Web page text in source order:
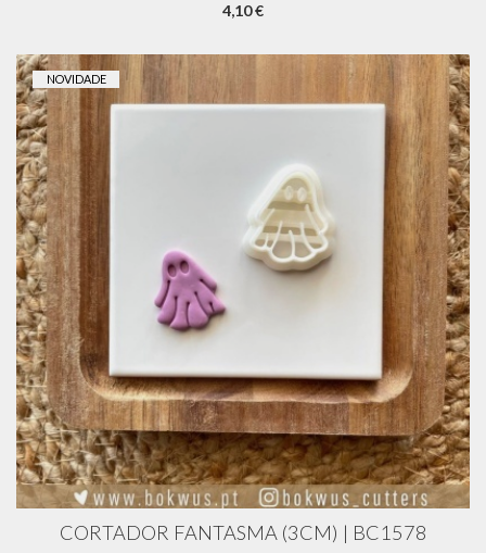
4,10 €
NOVIDADE
CORTADOR FANTASMA (3CM) | BC1578